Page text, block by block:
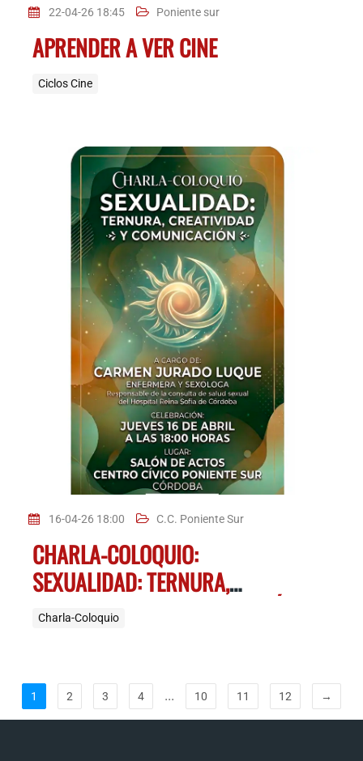
22-04-26 18:45 Poniente sur
APRENDER A VER CINE
Ciclos Cine
16-04-26 18:00 C.C. Poniente Sur
CHARLA-COLOQUIO:
SEXUALIDAD: TERNURA,
CREATIVIDAD Y COMUNICACIÓN
Charla-Coloquio
1 2 3 4 ... 10 11 12 →